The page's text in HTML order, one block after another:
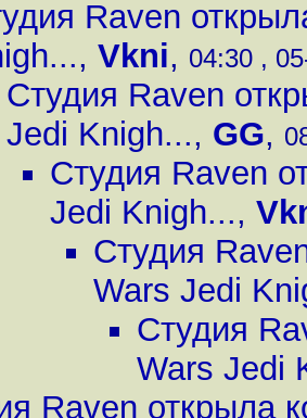
Raven
, Vkni, 04:30 ,
Студия Raven
Jedi Knigh..., GG,
Студия Raven
Jedi Knigh...,
Студия
Wars Jedi
Студия
Wars Jedi
Raven открыла